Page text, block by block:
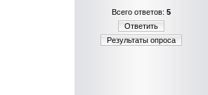
Всего ответов: 5
Ответить
Результаты опроса